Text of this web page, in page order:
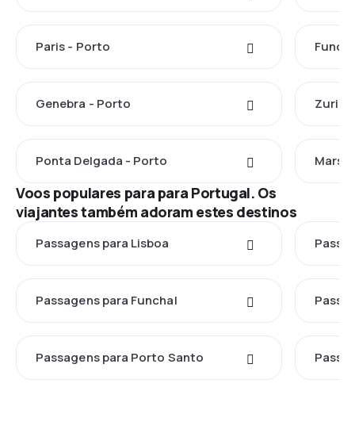
Paris - Porto
Genebra - Porto
Ponta Delgada - Porto
Voos populares para para Portugal. Os
viajantes também adoram estes destinos
Passagens para Lisboa
Passagens para Funchal
Passagens para Porto Santo